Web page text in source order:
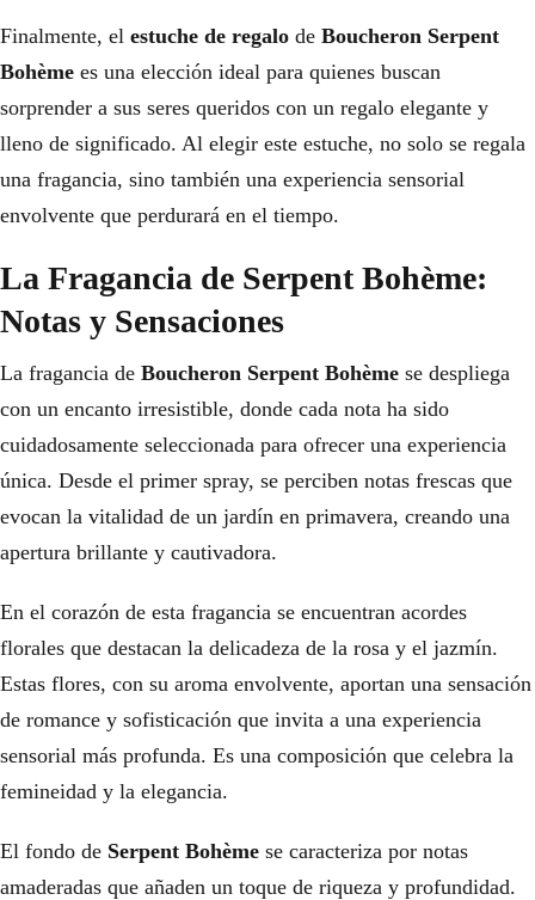
Finalmente, el estuche de regalo de Boucheron Serpent
Bohème es una elección ideal para quienes buscan
sorprender a sus seres queridos con un regalo elegante y
lleno de significado. Al elegir este estuche, no solo se regala
una fragancia, sino también una experiencia sensorial
envolvente que perdurará en el tiempo.
La Fragancia de Serpent Bohème:
Notas y Sensaciones
La fragancia de Boucheron Serpent Bohème se despliega
con un encanto irresistible, donde cada nota ha sido
cuidadosamente seleccionada para ofrecer una experiencia
única. Desde el primer spray, se perciben notas frescas que
evocan la vitalidad de un jardín en primavera, creando una
apertura brillante y cautivadora.
En el corazón de esta fragancia se encuentran acordes
florales que destacan la delicadeza de la rosa y el jazmín.
Estas flores, con su aroma envolvente, aportan una sensación
de romance y sofisticación que invita a una experiencia
sensorial más profunda. Es una composición que celebra la
femineidad y la elegancia.
El fondo de Serpent Bohème se caracteriza por notas
amaderadas que añaden un toque de riqueza y profundidad.